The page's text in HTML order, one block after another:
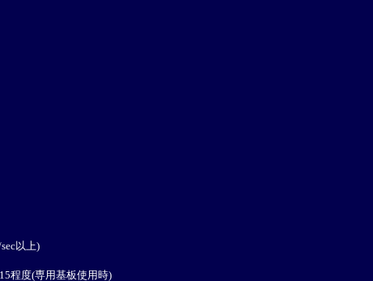
以上)
程度(専用基板使用時)